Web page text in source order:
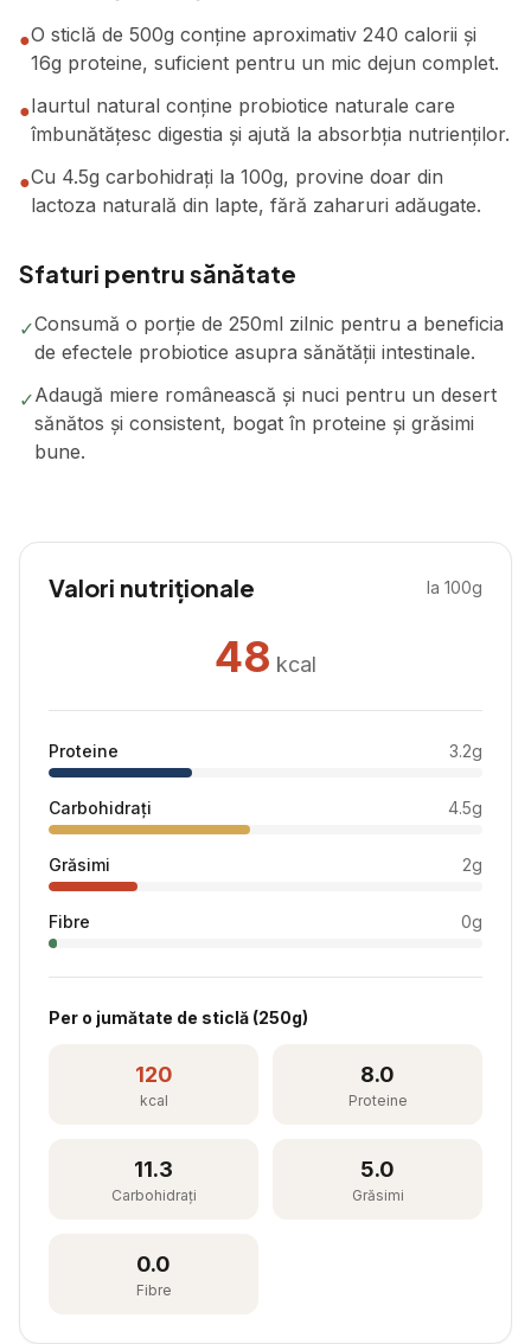
●O sticlă de 500g conține aproximativ 240 calorii și
16g proteine, suficient pentru un mic dejun complet.
●Iaurtul natural conține probiotice naturale care
îmbunătățesc digestia și ajută la absorbția nutrienților.
●Cu 4.5g carbohidrați la 100g, provine doar din
lactoza naturală din lapte, fără zaharuri adăugate.
Sfaturi pentru sănătate
✓Consumă o porție de 250ml zilnic pentru a beneficia
de efectele probiotice asupra sănătății intestinale.
✓Adaugă miere românească și nuci pentru un desert
sănătos și consistent, bogat în proteine și grăsimi
bune.
Valori nutriționale la 100g
48 kcal
Proteine 3.2g
Carbohidrați 4.5g
Grăsimi 2g
Fibre 0g
Per o jumătate de sticlă (250g)
120
kcal
8.0
Proteine
11.3
Carbohidrați
5.0
Grăsimi
0.0
Fibre